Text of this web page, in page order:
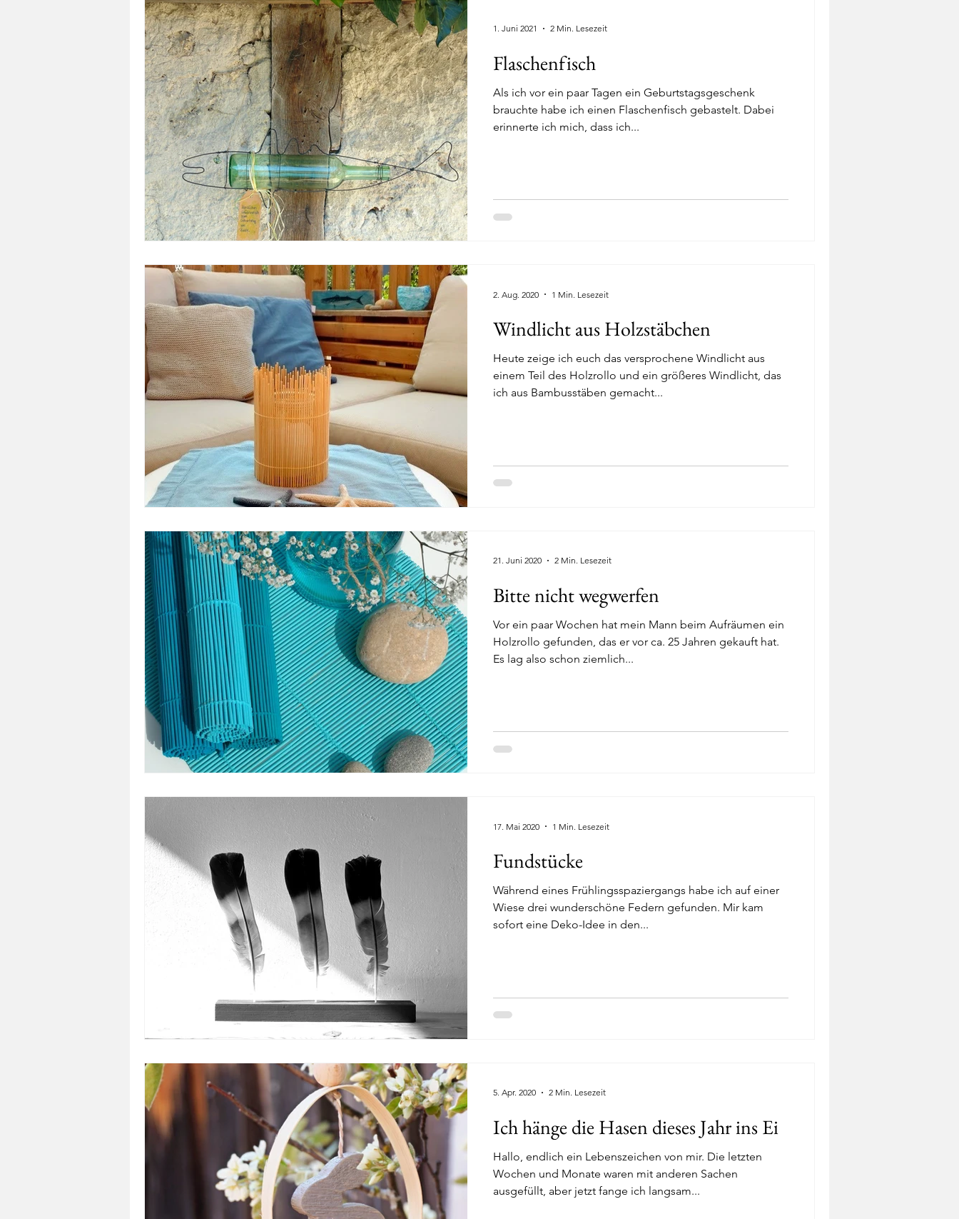
Flaschenfisch
Als ich vor ein paar Tagen ein Geburtstagsgeschenk
brauchte habe ich einen Flaschenfisch gebastelt. Dabei
erinnerte ich mich, dass ich...
1. Juni 2021 2 Min. Lesezeit
Windlicht aus Holzstäbchen
Heute zeige ich euch das versprochene Windlicht aus
einem Teil des Holzrollo und ein größeres Windlicht, das
ich aus Bambusstäben gemacht...
2. Aug. 2020 1 Min. Lesezeit
Bitte nicht wegwerfen
Vor ein paar Wochen hat mein Mann beim Aufräumen ein
Holzrollo gefunden, das er vor ca. 25 Jahren gekauft hat.
Es lag also schon ziemlich...
21. Juni 2020 2 Min. Lesezeit
Fundstücke
Während eines Frühlingsspaziergangs habe ich auf einer
Wiese drei wunderschöne Federn gefunden. Mir kam
sofort eine Deko-Idee in den...
17. Mai 2020 1 Min. Lesezeit
Ich hänge die Hasen dieses Jahr ins Ei
Hallo, endlich ein Lebenszeichen von mir. Die letzten
Wochen und Monate waren mit anderen Sachen
ausgefüllt, aber jetzt fange ich langsam...
5. Apr. 2020 2 Min. Lesezeit